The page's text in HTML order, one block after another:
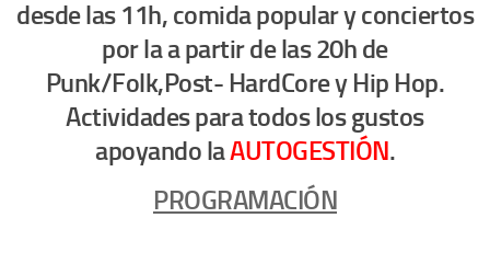
desde las 11h, comida popular y conciertos
por la a partir de las 20h de
Punk/Folk,Post- HardCore y Hip Hop.
Actividades para todos los gustos
apoyando laAUTOGESTIÓN.
PROGRAMACIÓN